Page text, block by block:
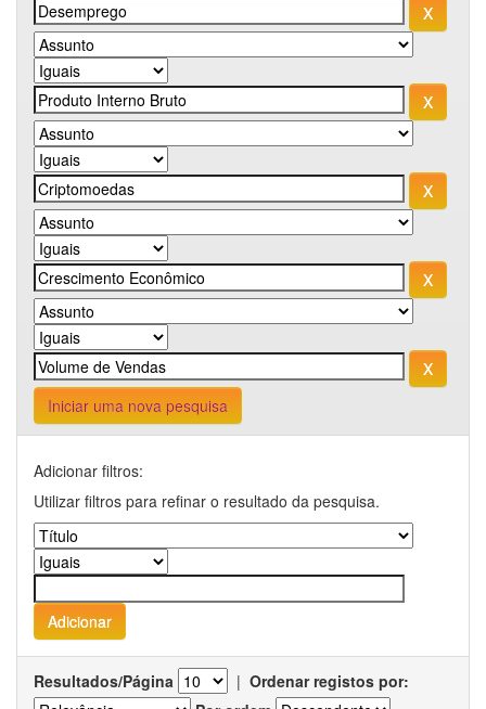
Iniciar uma nova pesquisa
Adicionar filtros:
Utilizar filtros para refinar o resultado da pesquisa.
Resultados/Página | Ordenar registos por: